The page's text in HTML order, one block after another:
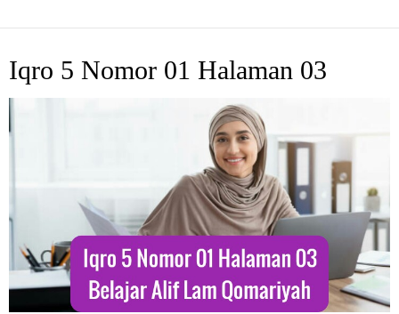
LATEST
STORIES
Iqro 5 Nomor 01 Halaman 03